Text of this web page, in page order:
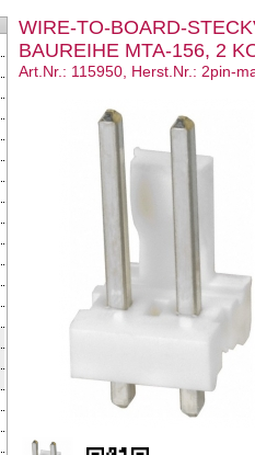
WIRE-TO-BOARD-
BAUREIHE MTA-156, 2
Art.Nr.: 115950, Herst.Nr.: 2pin-